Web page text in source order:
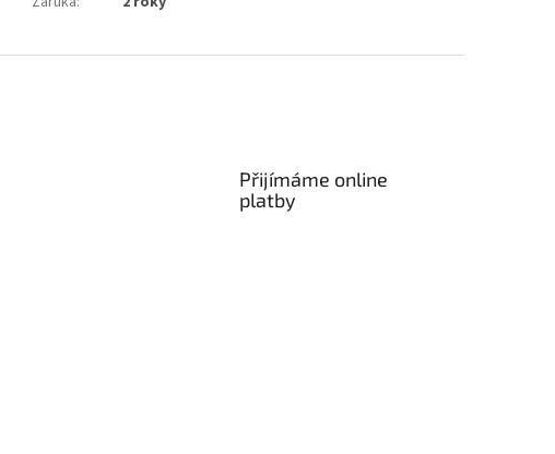
Přijímáme online
platby